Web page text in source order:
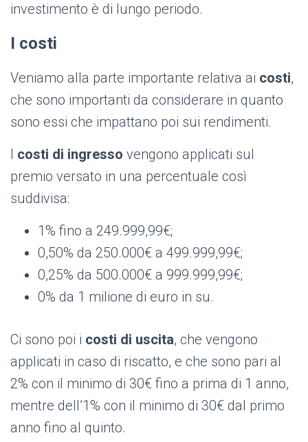
investimento è di lungo periodo.
I costi
Veniamo alla parte importante relativa ai costi,
che sono importanti da considerare in quanto
sono essi che impattano poi sui rendimenti.
I costi di ingresso vengono applicati sul
premio versato in una percentuale così
suddivisa:
1% fino a 249.999,99€;
0,50% da 250.000€ a 499.999,99€;
0,25% da 500.000€ a 999.999,99€;
0% da 1 milione di euro in su.
Ci sono poi i costi di uscita, che vengono
applicati in caso di riscatto, e che sono pari al
2% con il minimo di 30€ fino a prima di 1 anno,
mentre dell’1% con il minimo di 30€ dal primo
anno fino al quinto.